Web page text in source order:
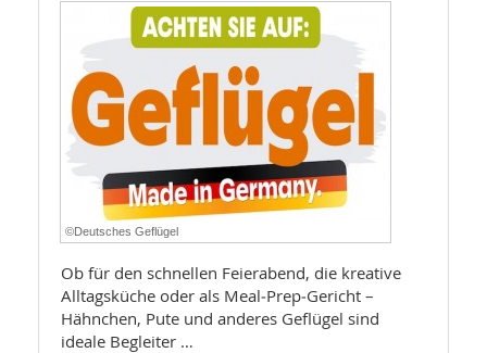
©Deutsches Geflügel
Ob für den schnellen Feierabend, die kreative
Alltagsküche oder als Meal‑Prep‑Gericht –
Hähnchen, Pute und anderes Geflügel sind
ideale Begleiter …